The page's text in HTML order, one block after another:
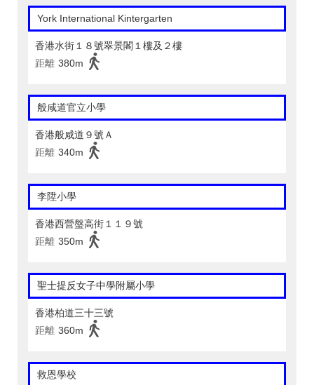
York International Kintergarten
香港水街１８號翠景閣１樓及２樓
距離 380m
般咸道官立小學
香港般咸道９號Ａ
距離 340m
李陞小學
香港西營盤高街１１９號
距離 350m
聖士提反女子中學附屬小學
香港柏道三十三號
距離 360m
救恩學校